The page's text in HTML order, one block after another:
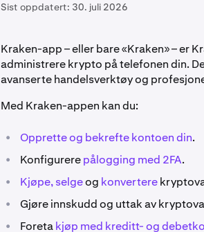
Sist oppdatert: 30. juli 2026
Kraken-app – eller bare «Kraken» – er
administrere krypto på telefonen din.
avanserte handelsverktøy og
Med Kraken-appen kan du:
• Opprette og bekrefte kontoen din.
• Konfigurerepålogging med 2FA.
• Kjøpe, selgeog konvertere
• Gjøre innskudd og uttak av
• Foretakjøp med kreditt- og